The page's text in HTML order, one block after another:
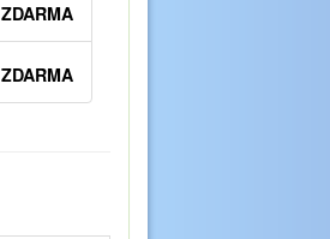
ZDARMA
ZDARMA